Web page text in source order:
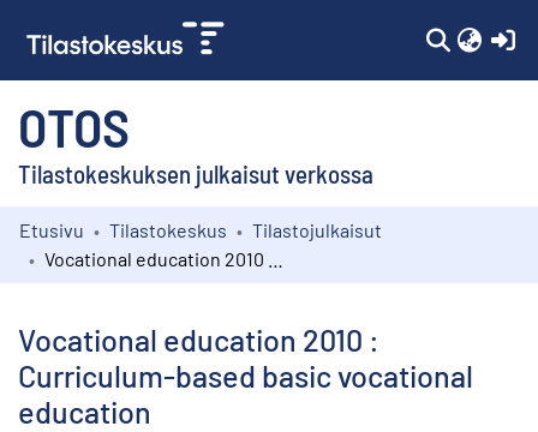
OTOS
Tilastokeskuksen julkaisut verkossa
Kokoelmat
Etusivu Tilastokeskus
Tilastojulkaisut
Vocational education 2010 :
Curriculum-based basic vocational
education